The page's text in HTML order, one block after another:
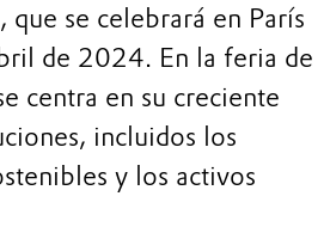
que se celebrará en París
de 2024. En la feria de
centra en su creciente
incluidos los
y los activos